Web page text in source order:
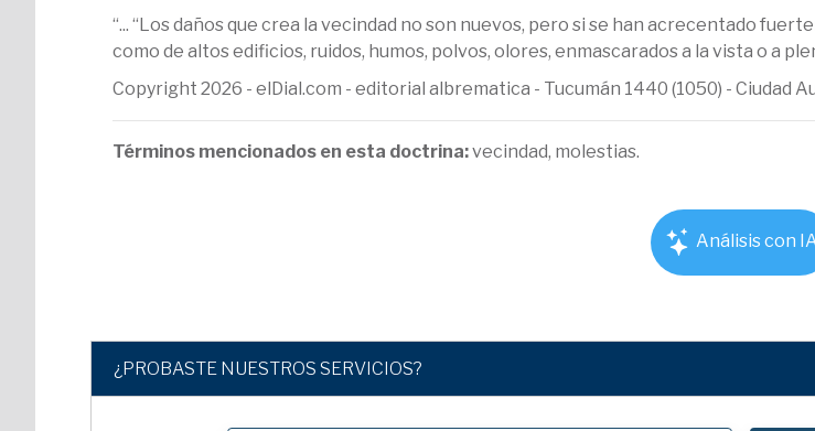
“... “Los daños que crea la vecindad no son nuevos, pero si se han acrecentado
como de altos edificios, ruidos, humos, polvos, olores, enmascarados a la vista o a
Copyright 2026 - elDial.com - editorial albrematica - Tucumán 1440 (1050) - Ciudad
Términos mencionados en esta doctrina:vecindad, molestias.
Análisis con
¿PROBASTE NUESTROS SERVICIOS?